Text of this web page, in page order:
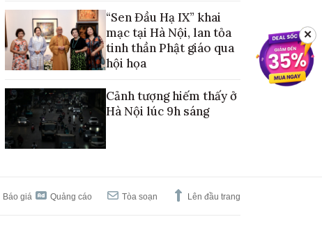
“Sen Đầu Hạ IX” khai
mạc tại Hà Nội, lan tỏa
tinh thần Phật giáo qua
hội họa
Cảnh tượng hiếm thấy ở
Hà Nội lúc 9h sáng
Báo giá Quảng cáo Tòa soạn Lên đầu trang
✕